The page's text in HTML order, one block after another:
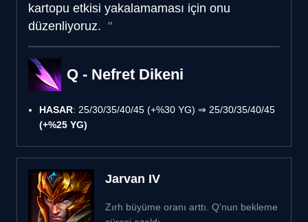
kartopu etkisi yakalamaması için onu
düzenliyoruz.
Q - Nefret Dikeni
HASAR: 25/30/35/40/45 (+%30 YG) ⇒ 25/30/35/40/45
(+%25 YG)
Jarvan IV
Zırh büyüme oranı arttı. Q'nun bekleme